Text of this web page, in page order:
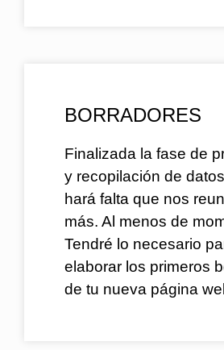
BORRADORES
Finalizada la fase de
y recopilación de
hará falta que nos
más. Al menos de
Tendré lo necesario
elaborar los primeros
de tu nueva página